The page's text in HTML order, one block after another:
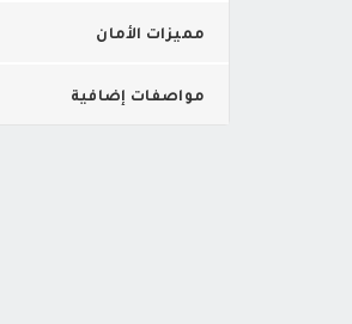
مميزات الأمان
مواصفات إضافية